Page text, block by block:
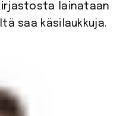
lainataan
saa käsilaukkuja.